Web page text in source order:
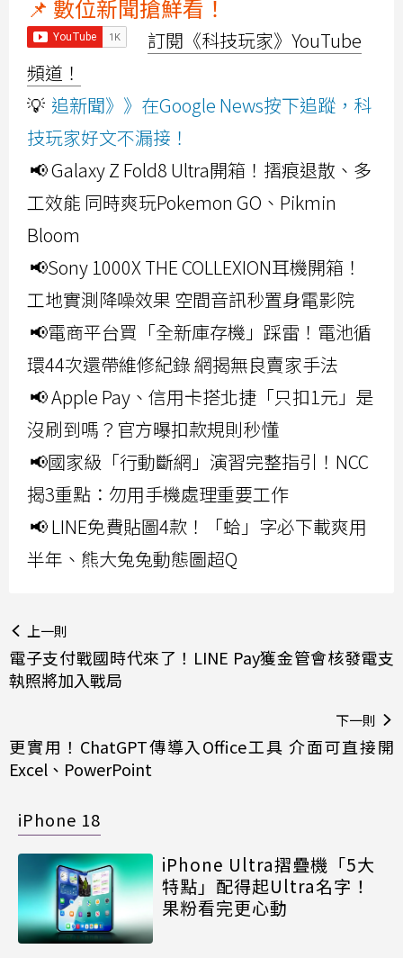
📌 數位新聞搶鮮看！
訂閱《科技玩家》YouTube
頻道！
💡 追新聞》》在Google News按下追蹤，科
技玩家好文不漏接！
📢 Galaxy Z Fold8 Ultra開箱！摺痕退散、多
工效能 同時爽玩Pokemon GO、Pikmin
Bloom
📢Sony 1000X THE COLLEXION耳機開箱！
工地實測降噪效果 空間音訊秒置身電影院
📢電商平台買「全新庫存機」踩雷！電池循
環44次還帶維修紀錄 網揭無良賣家手法
📢 Apple Pay、信用卡搭北捷「只扣1元」是
沒刷到嗎？官方曝扣款規則秒懂
📢國家級「行動斷網」演習完整指引！NCC
揭3重點：勿用手機處理重要工作
📢 LINE免費貼圖4款！「蛤」字必下載爽用
半年、熊大兔兔動態圖超Q
上一則
電子支付戰國時代來了！LINE Pay獲金管會核發電支
執照將加入戰局
下一則
更實用！ChatGPT傳導入Office工具 介面可直接開
Excel、PowerPoint
iPhone 18
iPhone Ultra摺疊機「5大
特點」配得起Ultra名字！
果粉看完更心動